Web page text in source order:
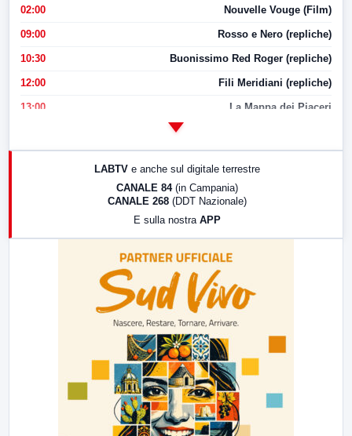
02:00 Nouvelle Vouge (Film)
09:00 Rosso e Nero (repliche)
10:30 Buonissimo Red Roger (repliche)
12:00 Fili Meridiani (repliche)
13:00 La Mappa dei Piaceri
LABTV e anche sul digitale terrestre
CANALE 84 (in Campania)
CANALE 268 (DDT Nazionale)
E sulla nostra APP